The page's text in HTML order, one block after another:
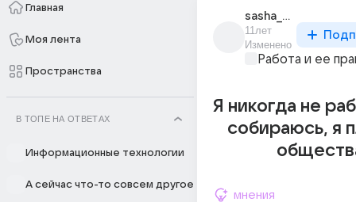
Главная
Моя лента
Пространства
В ТОПЕ НА ОТВЕТАХ
Информационные технологии
А сейчас что-то совсем другое
sasha_3610
11лет
Изменено
Работа и ее
Я никогда не
собираюсь, я
мнения